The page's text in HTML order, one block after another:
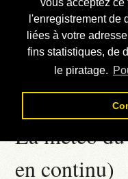
vous acceptez
l'enregistrement de
liées à votre
fins statistiques, de
le piratage.
Annonces
Liens externes
Téléchargement
Contact
La météo
en continu)